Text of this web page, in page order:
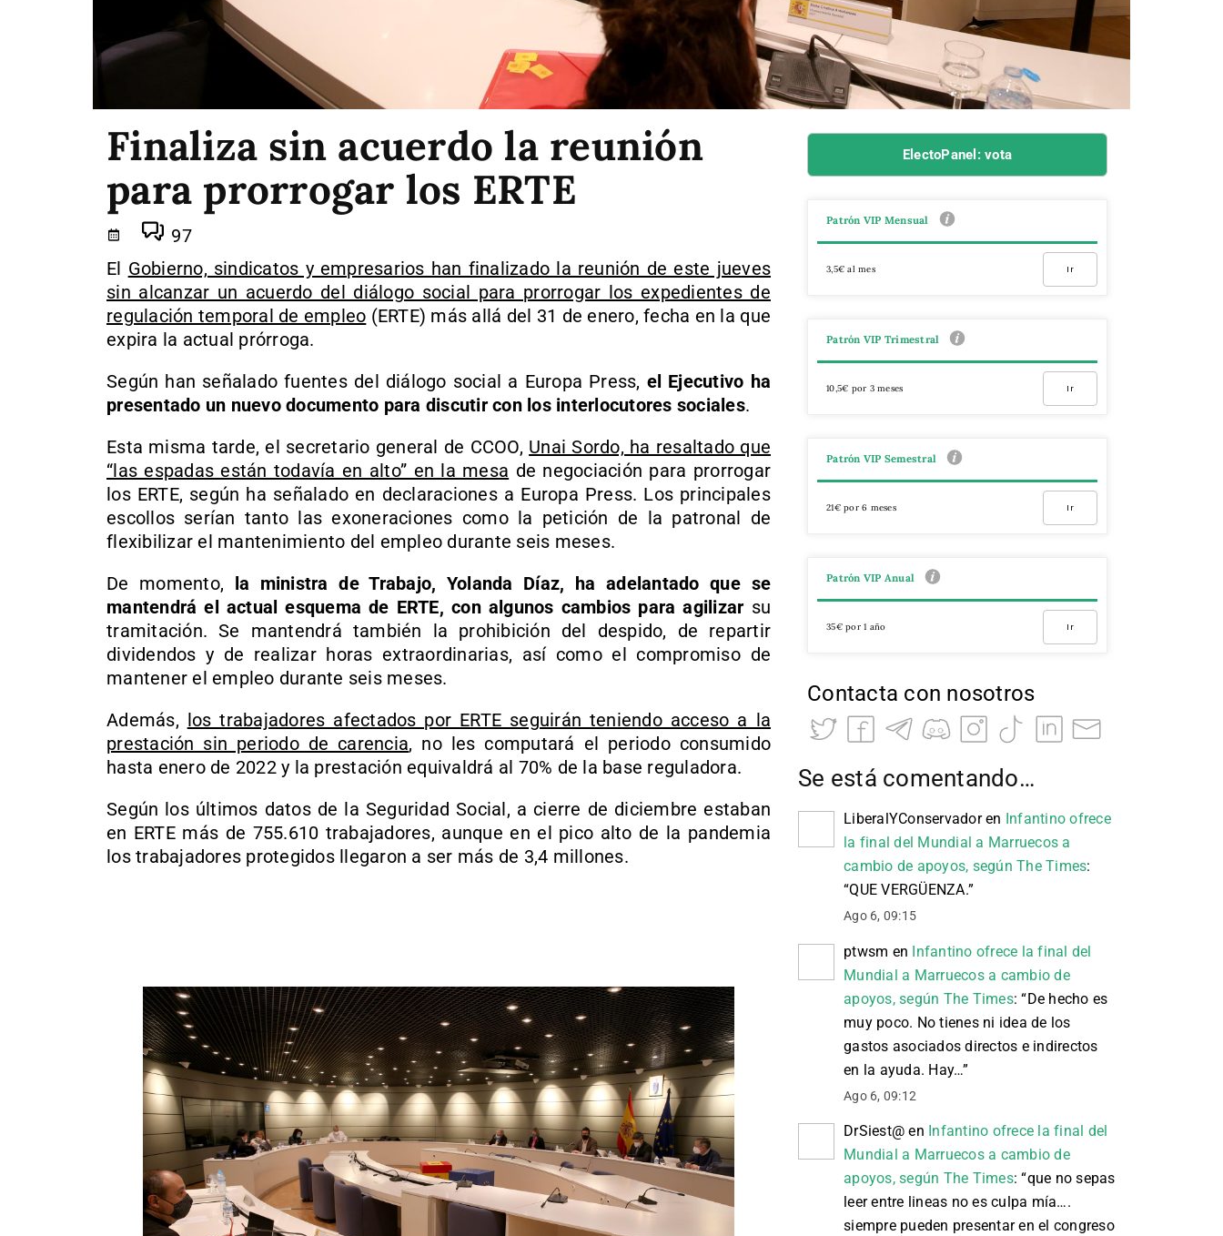
Finaliza sin acuerdo la reunión
para prorrogar los ERTE
97
El Gobierno, sindicatos y empresarios han finalizado la reunión de este jueves
sin alcanzar un acuerdo del diálogo social para prorrogar los expedientes de
regulación temporal de empleo (ERTE) más allá del 31 de enero, fecha en la que
expira la actual prórroga.
Según han señalado fuentes del diálogo social a Europa Press, el Ejecutivo ha
presentado un nuevo documento para discutir con los interlocutores sociales.
Esta misma tarde, el secretario general de CCOO, Unai Sordo, ha resaltado que
“las espadas están todavía en alto” en la mesa de negociación para prorrogar
los ERTE, según ha señalado en declaraciones a Europa Press. Los principales
escollos serían tanto las exoneraciones como la petición de la patronal de
flexibilizar el mantenimiento del empleo durante seis meses.
De momento, la ministra de Trabajo, Yolanda Díaz, ha adelantado que se
mantendrá el actual esquema de ERTE, con algunos cambios para agilizar su
tramitación. Se mantendrá también la prohibición del despido, de repartir
dividendos y de realizar horas extraordinarias, así como el compromiso de
mantener el empleo durante seis meses.
Además, los trabajadores afectados por ERTE seguirán teniendo acceso a la
prestación sin periodo de carencia, no les computará el periodo consumido
hasta enero de 2022 y la prestación equivaldrá al 70% de la base reguladora.
Según los últimos datos de la Seguridad Social, a cierre de diciembre estaban
en ERTE más de 755.610 trabajadores, aunque en el pico alto de la pandemia
los trabajadores protegidos llegaron a ser más de 3,4 millones.
ElectoPanel: vota
Patrón VIP Mensual
3,5€ al mes Ir
Patrón VIP Trimestral
10,5€ por 3 meses Ir
Patrón VIP Semestral
21€ por 6 meses Ir
Patrón VIP Anual
35€ por 1 año Ir
Contacta con nosotros
Se está comentando…
LiberalYConservadoren Infantino ofrece
la final del Mundial a Marruecos a
cambio de apoyos, según The Times:
“QUE VERGÜENZA.”
Ago 6, 09:15
ptwsm en Infantino ofrece la final del
Mundial a Marruecos a cambio de
apoyos, según The Times: “De hecho es
muy poco. No tienes ni idea de los
gastos asociados directos e indirectos
en la ayuda. Hay…”
Ago 6, 09:12
DrSiest@ en Infantino ofrece la final del
Mundial a Marruecos a cambio de
apoyos, según The Times: “que no sepas
leer entre lineas no es culpa mía….
siempre pueden presentar en el congreso